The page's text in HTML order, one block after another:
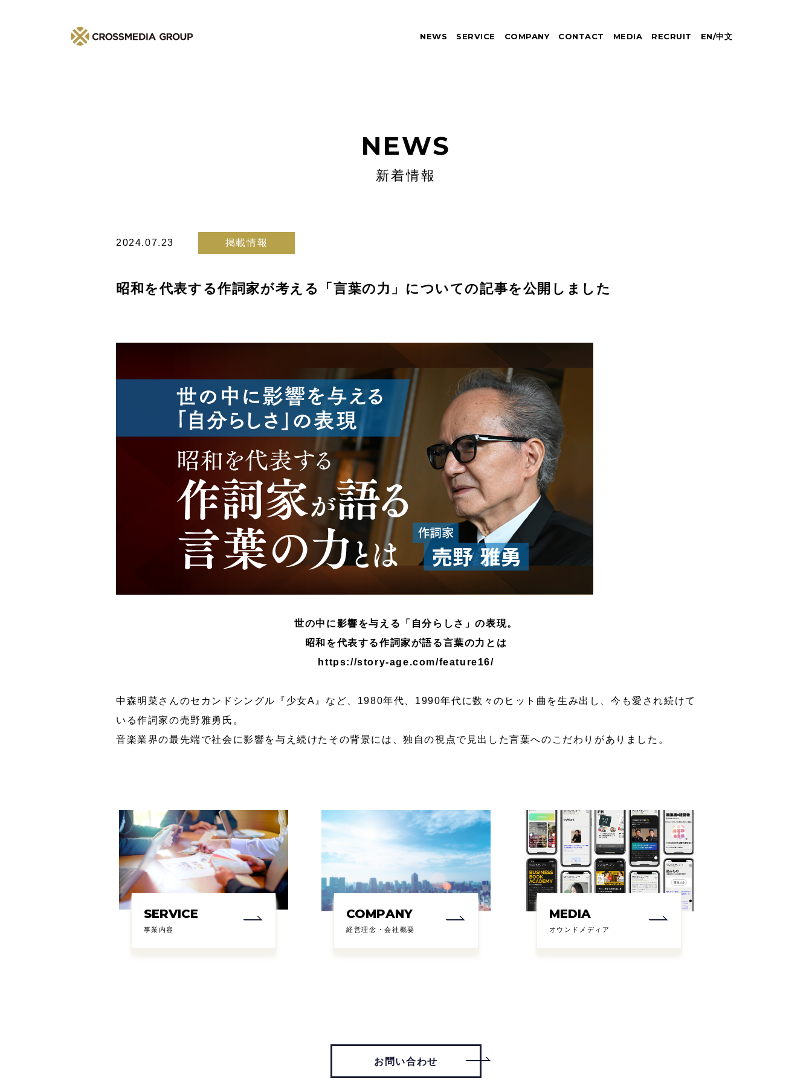
NEWS SERVICE COMPANY CONTACT MEDIA RECRUIT EN/中文
NEWS
新着情報
2024.07.23 掲載情報
昭和を代表する作詞家が考える「言葉の力」についての記事を公開しました
世の中に影響を与える「自分らしさ」の表現。
昭和を代表する作詞家が語る言葉の力とは
https://story-age.com/feature16/
中森明菜さんのセカンドシングル『少女A』など、1980年代、1990年代に数々のヒット曲を生み出し、今も愛され続けて
いる作詞家の売野雅勇氏。
音楽業界の最先端で社会に影響を与え続けたその背景には、独自の視点で見出した言葉へのこだわりがありました。
SERVICE
事業内容
COMPANY
経営理念・会社概要
MEDIA
オウンドメディア
お問い合わせ